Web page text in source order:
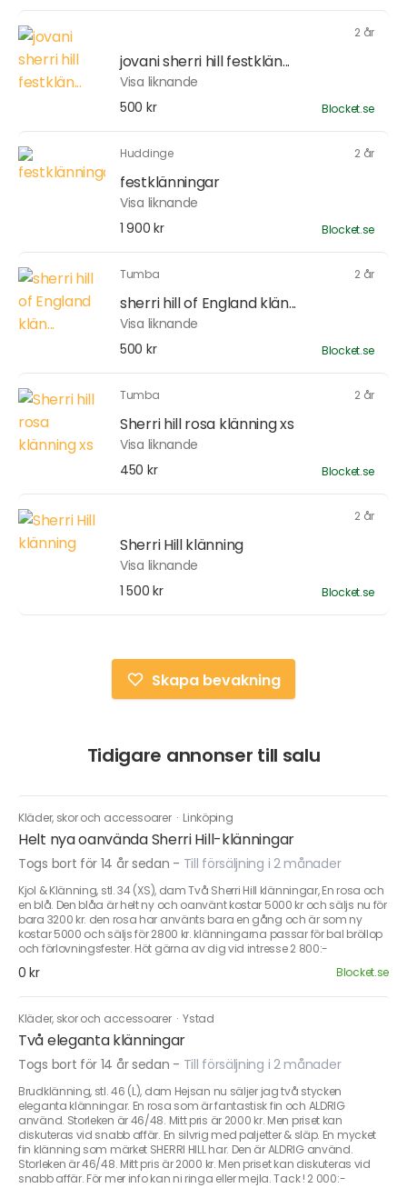
2 år
jovani sherri hill festklän...
Visa liknande
500 kr
Blocket.se
Huddinge 2 år
festklänningar
Visa liknande
1 900 kr
Blocket.se
Tumba 2 år
sherri hill of England klän...
Visa liknande
500 kr
Blocket.se
Tumba 2 år
Sherri hill rosa klänning xs
Visa liknande
450 kr
Blocket.se
2 år
Sherri Hill klänning
Visa liknande
1 500 kr
Blocket.se
Skapa bevakning
Tidigare annonser till salu
Kläder, skor och accessoarer · Linköping
Helt nya oanvända Sherri Hill-klänningar
Togs bort för 14 år sedan - Till försäljning i 2 månader
Kjol & Klänning, stl. 34 (XS), dam Två Sherri Hill klänningar, En rosa och
en blå. Den blåa är helt ny och oanvänt kostar 5000 kr och säljs nu för
bara 3200 kr. den rosa har använts bara en gång och är som ny
kostar 5000 och säljs för 2800 kr. klänningarna passar för bal bröllop
och förlovningsfester. Höt gärna av dig vid intresse 2 800:-
0 kr Blocket.se
Kläder, skor och accessoarer ·Ystad
Två eleganta klänningar
Togs bort för 14 år sedan - Till försäljning i 2 månader
Brudklänning, stl. 46 (L), dam Hejsan nu säljer jag två stycken
eleganta klänningar. En rosa som är fantastisk fin och ALDRIG
använd. Storleken är 46/48. Mitt pris är 2000 kr. Men priset kan
diskuteras vid snabb affär. En silvrig med paljetter & släp. En mycket
fin klänning som märket SHERRI HILL har. Den är ALDRIG använd.
Storleken är 46/48. Mitt pris är 2000 kr. Men priset kan diskuteras vid
snabb affär. För mer info kan ni ringa eller mejla. Tack ! 2 000:-